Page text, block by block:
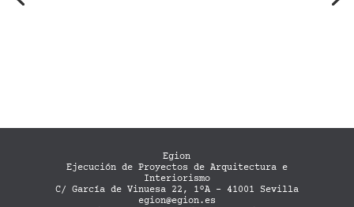
Egion
Ejecución de Proyectos de Arquitectura e
Interiorismo
C/ García de Vinuesa 22, 1ºA - 41001 Sevilla
egion@egion.es